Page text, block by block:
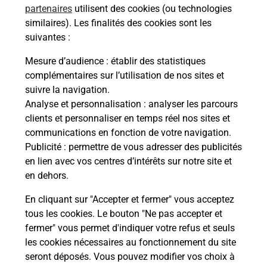
partenaires utilisent des cookies (ou technologies
similaires). Les finalités des cookies sont les
suivantes :
Mesure d’audience : établir des statistiques
complémentaires sur l’utilisation de nos sites et
suivre la navigation.
Analyse et personnalisation : analyser les parcours
clients et personnaliser en temps réel nos sites et
communications en fonction de votre navigation.
Publicité : permettre de vous adresser des publicités
en lien avec vos centres d’intérêts sur notre site et
en dehors.
En cliquant sur "Accepter et fermer" vous acceptez
tous les cookies. Le bouton "Ne pas accepter et
fermer" vous permet d'indiquer votre refus et seuls
les cookies nécessaires au fonctionnement du site
seront déposés. Vous pouvez modifier vos choix à
Saint Etienne De Tinee
Itinéraire
Boîte aux lettres La Poste
Prochaine collecte du courrierlundià 09h00
Hameau La Blache
06660
Saint Etienne De Tinee
Itinéraire
Le lien s'ouvre dans un nouvel onglet
Localiser Liste Boîtes aux lettres
Alpes-Maritimes
Saint Etienne De Tinee